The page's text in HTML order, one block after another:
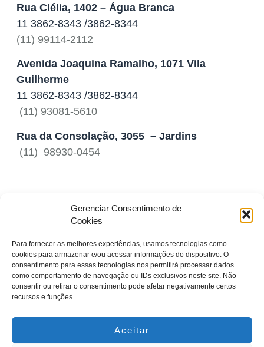
Gerenciar Consentimento de
Cookies
Para fornecer as melhores experiências, usamos tecnologias como
cookies para armazenar e/ou acessar informações do dispositivo. O
consentimento para essas tecnologias nos permitirá processar dados
como comportamento de navegação ou IDs exclusivos neste site. Não
consentir ou retirar o consentimento pode afetar negativamente certos
recursos e funções.
Aceitar
Rua Clélia, 1402 – Água Branca
‎11 3862-8343 /3862-8344
(11) 99114-2112
Avenida Joaquina Ramalho, 1071 Vila
Guilherme
‎11 3862-8343 /3862-8344
(11) 93081-5610
Rua da Consolação, 3055 – Jardins
(11) 98930-0454
Horário de Atendimento
Seg - Sex: 10:30h às 19:00h